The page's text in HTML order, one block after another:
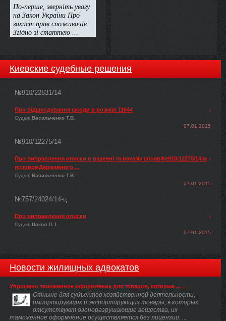
Киевские судебные решения
№910/22831/14
Про відшкодування шкоди в розмірі 11644
Судья: Васильченко Т.В.
07.01.2015
№910/12275/14
Про виправлення описки в рішенні та наказіу справі№910/12275/14за
позовомДержавного ...
Судья: Васильченко Т.В.
07.01.2015
№757/24024/14-ц
Про виправлення описки
Судья: Цокол Л. І.
07.01.2015
Новости жилищных адвокатов
Упрощено таможенное оформление для товаров, которые ...
Отныне для субъектов хозяйственной деятельности,
импортирующих и экспортирующих товары, в которых
отсутствуют озоноразрушающие вещества, их
таможенное оформление осуществляется без лицензии. ...